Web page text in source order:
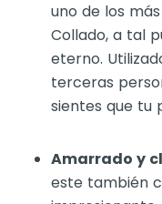
uno de los
Collado, a tal
eterno.
terceras
sientes que tu
Amarrado y
este también